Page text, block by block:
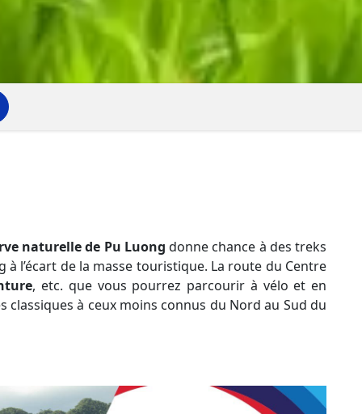
naturelle de Pu Luong donne chance à des treks
l’écart de la masse touristique. La route du Centre
, etc. que vous pourrez parcourir à vélo et en
classiques à ceux moins connus du Nord au Sud du